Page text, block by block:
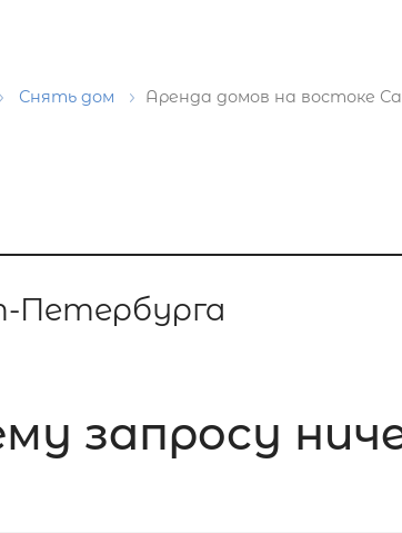
Снять дом Аренда домов на востоке
Петербурга
запросу